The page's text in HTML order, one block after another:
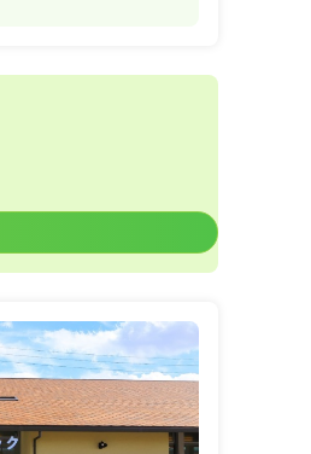
詳細を見る